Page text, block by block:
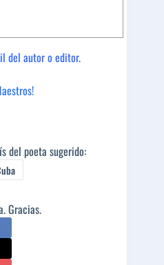
del autor o editor.
del poeta sugerido:
Gracias.